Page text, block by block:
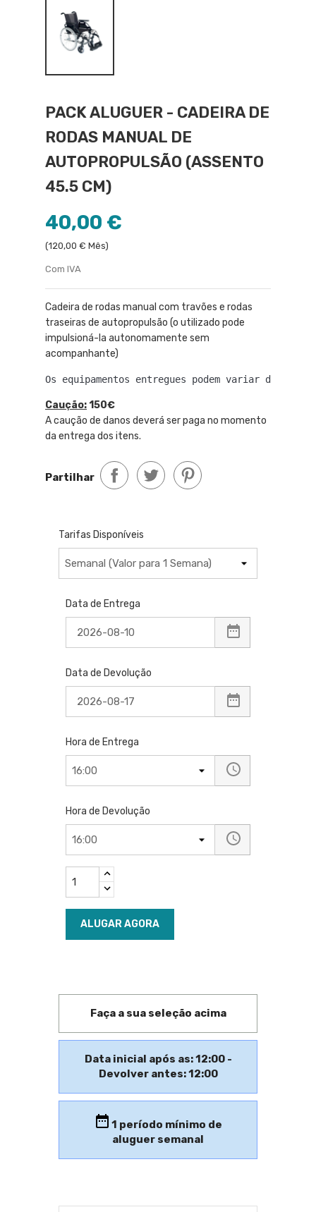
PACK ALUGUER - CADEIRA DE
RODAS MANUAL DE
AUTOPROPULSÃO (ASSENTO
45.5 CM)
40,00 €
(120,00 € Mês)
Com IVA
Cadeira de rodas manual com travões e rodas
traseiras de autopropulsão (o utilizado pode
impulsioná-la autonomamente sem
acompanhante)
Os equipamentos entregues podem variar de
Caução:150€
A caução de danos deverá ser paga no momento
da entrega dos itens.
Partilhar
Tarifas Disponíveis
Data de Entrega
Data de Devolução
Hora de Entrega
Hora de Devolução
ALUGAR AGORA
Faça a sua seleção acima
Data inicial após as: 12:00 -
Devolver antes: 12:00
1 período mínimo de
aluguer semanal